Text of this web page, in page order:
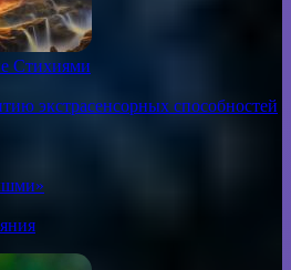
Стихиями
экстрасенсорных способностей